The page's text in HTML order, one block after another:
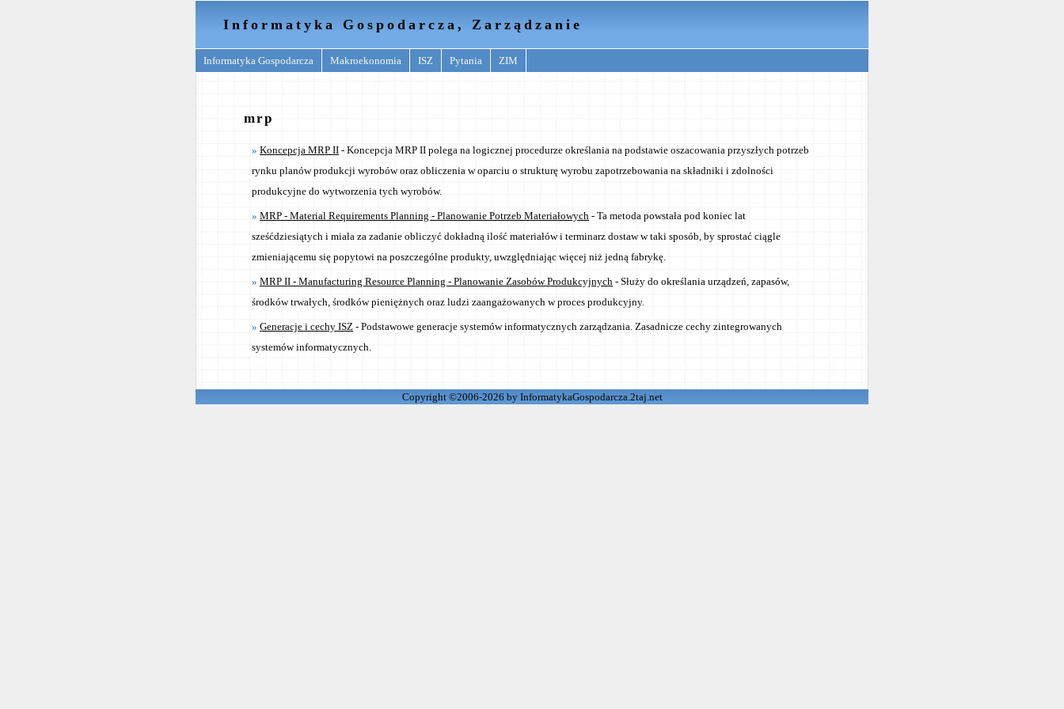
Informatyka Gospodarcza, Zarządzanie
Informatyka Gospodarcza Makroekonomia ISZ Pytania ZIM
mrp
Koncepcja MRP II - Koncepcja MRP II polega na logicznej procedurze określania na podstawie oszacowania przyszłych potrzeb
rynku planów produkcji wyrobów oraz obliczenia w oparciu o strukturę wyrobu zapotrzebowania na składniki i zdolności
produkcyjne do wytworzenia tych wyrobów.
MRP - Material Requirements Planning - Planowanie Potrzeb Materiałowych - Ta metoda powstała pod koniec lat
sześćdziesiątych i miała za zadanie obliczyć dokładną ilość materiałów i terminarz dostaw w taki sposób, by sprostać ciągle
zmieniającemu się popytowi na poszczególne produkty, uwzględniając więcej niż jedną fabrykę.
MRP II - Manufacturing Resource Planning - Planowanie Zasobów Produkcyjnych - Służy do określania urządzeń, zapasów,
środków trwałych, środków pieniężnych oraz ludzi zaangażowanych w proces produkcyjny.
Generacje i cechy ISZ - Podstawowe generacje systemów informatycznych zarządzania. Zasadnicze cechy zintegrowanych
systemów informatycznych.
Copyright ©2006-2026 by InformatykaGospodarcza.2taj.net